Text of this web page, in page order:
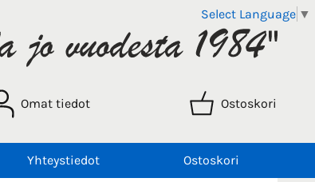
Select Language ▼
Omat tiedot Ostoskori
Yhteystiedot Ostoskori